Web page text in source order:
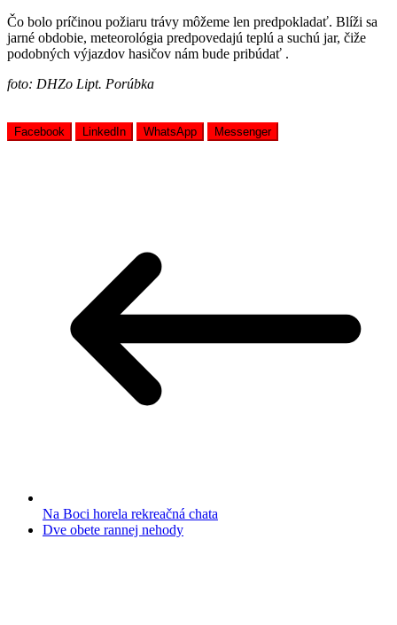
Čo bolo príčinou požiaru trávy môžeme len predpokladať. Blíži sa
jarné obdobie, meteorológia predpovedajú teplú a suchú jar, čiže
podobných výjazdov hasičov nám bude pribúdať .
foto: DHZo Lipt. Porúbka
Facebook LinkedIn WhatsApp Messenger
Na Boci horela rekreačná chata
Dve obete rannej nehody